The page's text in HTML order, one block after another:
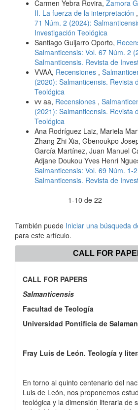
Carmen Yebra Rovira, Zamora
II. La fuerza de la interpretación ,
71 Núm. 2 (2024):
Investigación Teológica
Santiago Guijarro Oporto,
Salmanticensis: Vol. 67 Núm. 2
Salmanticensis. Revista de
VVAA, Recensiones ,
(2020): Salmanticensis. Revista
Teológica
vv aa, Recensiones ,
(2021): Salmanticensis. Revista
Teológica
Ana Rodríguez Laiz, Mariela
Zhang Zhi Xia, Gbenoukpo
García Martínez, Juan Manuel
Adjane Doukou Yves Henri
Salmanticensis: Vol. 69 Núm. 1-
Salmanticensis. Revista de
1-10 de 22
También puede Iniciar una búsqueda
para este artículo.
CALL FOR
CALL FOR PAPERS
Salmanticensis
Facultad de Teología
Universidad Pontificia de
Fray Luis de León. Teología y
En torno al quinto centenario del
Luis de León, nos proponemos
teológica y la dimensión literaria de